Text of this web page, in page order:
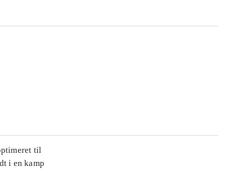
til
i en kamp